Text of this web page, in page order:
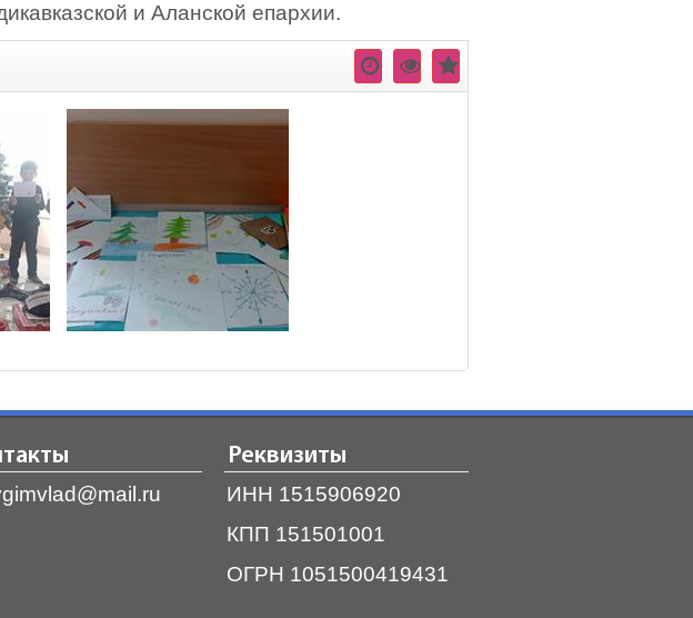
и Аланской епархии.
Реквизиты
ИНН 1515906920
КПП 151501001
ОГРН 1051500419431